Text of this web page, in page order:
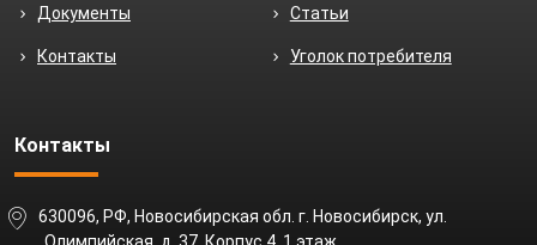
Документы Статьи
Контакты Уголок потребителя
Контакты
630096, РФ, Новосибирская обл. г. Новосибирск, ул.